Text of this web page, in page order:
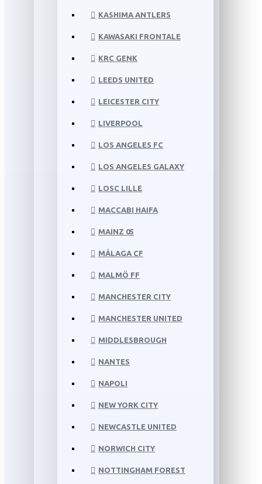
KASHIMA ANTLERS
KAWASAKI FRONTALE
KRC GENK
LEEDS UNITED
LEICESTER CITY
LIVERPOOL
LOS ANGELES FC
LOS ANGELES GALAXY
LOSC LILLE
MACCABI HAIFA
MAINZ 05
MÁLAGA CF
MALMÖ FF
MANCHESTER CITY
MANCHESTER UNITED
MIDDLESBROUGH
NANTES
NAPOLI
NEW YORK CITY
NEWCASTLE UNITED
NORWICH CITY
NOTTINGHAM FOREST